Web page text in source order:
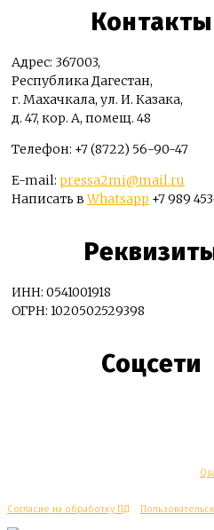
Контакты
Адрес: 367003,
Республика Дагестан,
г. Махачкала, ул. И. Казака,
д. 47, кор. А, помещ. 48
Телефон: +7 (8722) 56-90-47
E-mail: pressa2mi@mail.ru
Написать вWhatsapp +7 989
ИНН: 0541001918
ОГРН: 1020502529398
Соцсети
Согласие на обработку ПД